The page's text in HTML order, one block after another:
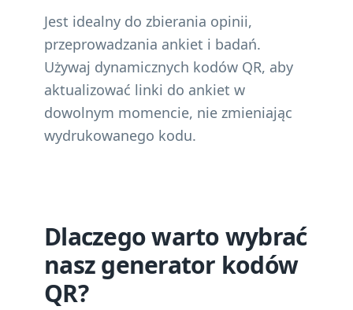
Jest idealny do zbierania opinii,
przeprowadzania ankiet i badań.
Używaj dynamicznych kodów QR, aby
aktualizować linki do ankiet w
dowolnym momencie, nie zmieniając
wydrukowanego kodu.
Dlaczego warto wybrać
nasz generator kodów
QR?